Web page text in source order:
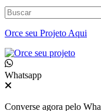
Orce seu Projeto Aqui
Whatsapp
Converse agora pelo